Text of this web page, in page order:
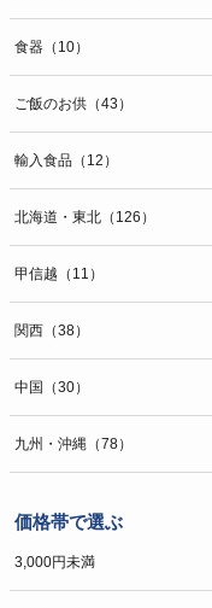
食器（10）
ご飯のお供（43）
輸入食品（12）
北海道・東北（126）
甲信越（11）
関西（38）
中国（30）
九州・沖縄（78）
価格帯で選ぶ
3,000円未満